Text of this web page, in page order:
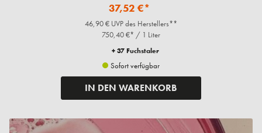
37,52 €*
46,90 € UVP des Herstellers**
750,40 €* / 1 Liter
+ 37 Fuchstaler
Sofort verfügbar
IN DEN WARENKORB